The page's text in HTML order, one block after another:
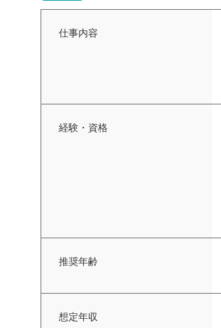
仕事内容
経験・資格
推奨年齢
想定年収